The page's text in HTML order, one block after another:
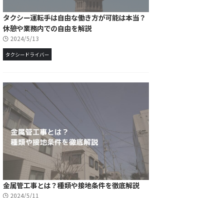
タクシー運転手は自由な働き方が可能は本当？
休憩や業務内での自由を解説
2024/5/13
タクシードライバー
金属管工事とは？種類や接地条件を徹底解説
2024/5/11